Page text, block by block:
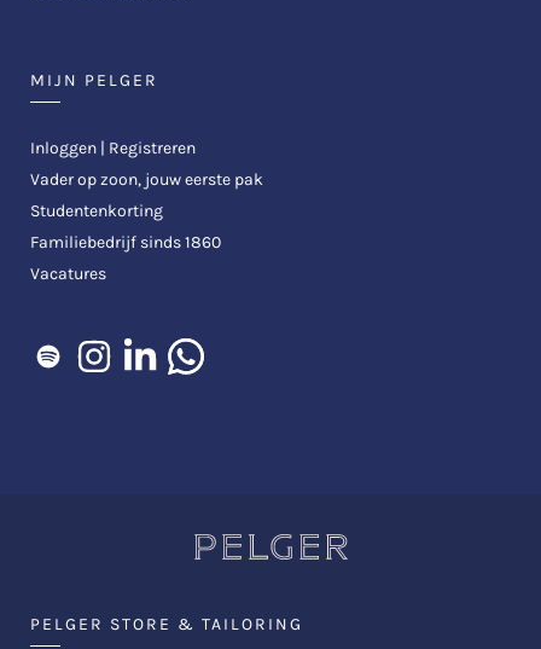
MIJN PELGER
Inloggen | Registreren
Vader op zoon, jouw eerste pak
Studentenkorting
Familiebedrijf sinds 1860
Vacatures
PELGER STORE & TAILORING